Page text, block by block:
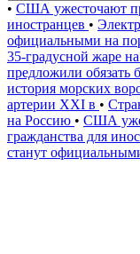
• США ужесточают
иностранцев •
официальными на
35-градусной жаре
предложили обязать
история морских
артерии XXI в •
на Россию • США
гражданства для
станут